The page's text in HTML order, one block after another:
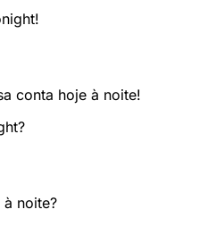
conta hoje à noite!
noite?